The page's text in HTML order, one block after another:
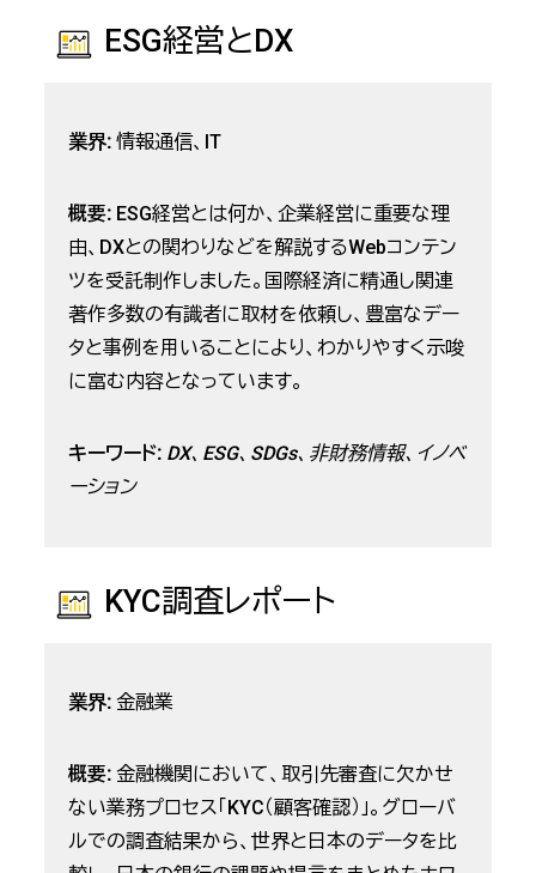
ESG経営とDX
業界: 情報通信、IT
概要: ESG経営とは何か、企業経営に重要な理
由、DXとの関わりなどを解説するWebコンテン
ツを受託制作しました。国際経済に精通し関連
著作多数の有識者に取材を依頼し、豊富なデー
タと事例を用いることにより、わかりやすく示唆
に富む内容となっています。
キーワード: DX、ESG、SDGs、非財務情報、イノベ
ーション
KYC調査レポート
業界: 金融業
概要: 金融機関において、取引先審査に欠かせ
ない業務プロセス「KYC（顧客確認）」。グローバ
ルでの調査結果から、世界と日本のデータを比